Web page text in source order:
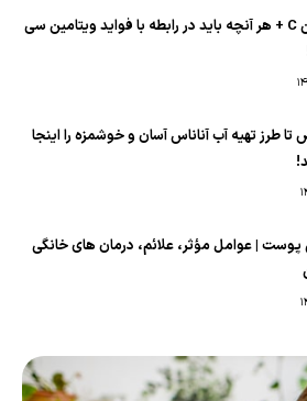
ویتامین C + هر آنچه باید در رابطه با فواید ویتامین سی
تا طرز تهیه آب آناناس آسان و خوشمزه را اینجا
پوست | عوامل مؤثر، علائم، درمان های خانگی